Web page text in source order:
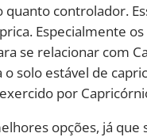
controlador.
Especialmente
se relacionar com
solo estável de
por
opções, já